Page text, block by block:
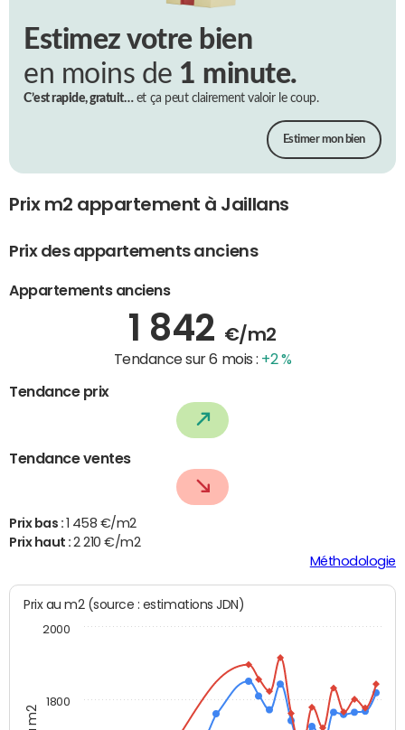
Estimez votre bien
en moins de 1 minute.
C’est rapide, gratuit…et ça peut clairement valoir le coup.
Estimer mon bien
Prix m2 appartement à Jaillans
Prix des appartements anciens
Appartements anciens
1 842 €/m2
Tendance sur 6 mois : +2 %
Tendance prix
Tendance ventes
Prix bas : 1 458 €/m2
Prix haut :2 210 €/m2
Méthodologie
Prix au m2 (source : estimations JDN)
1800
2000